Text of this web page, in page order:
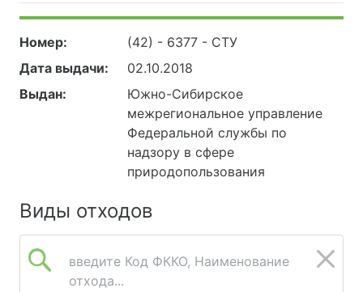
Номер:
(42) - 6377 - СТУ
Дата выдачи:
02.10.2018
Выдан:
Южно-Сибирское
межрегиональное управление
Федеральной службы по
надзору в сфере
природопользования
Виды отходов
введите Код ФККО, Наименование
отхода...